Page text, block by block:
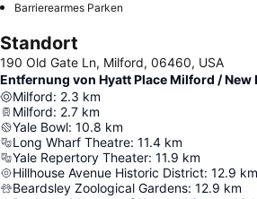
Barrierearmes Parken
Standort
190 Old Gate Ln, Milford, 06460, USA
Entfernung von Hyatt Place Milford / New
Milford: 2.3 km
Milford: 2.7 km
Yale Bowl: 10.8 km
Long Wharf Theatre: 11.4 km
Yale Repertory Theater: 11.9 km
Hillhouse Avenue Historic District: 12.9 km
Beardsley Zoological Gardens: 12.9 km